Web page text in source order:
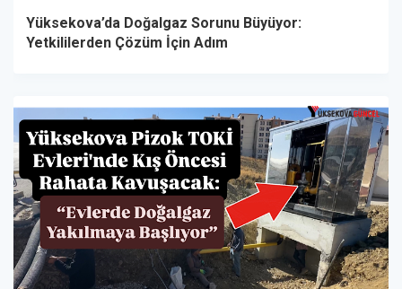
Yüksekova’da Doğalgaz Sorunu Büyüyor:
Yetkililerden Çözüm İçin Adım